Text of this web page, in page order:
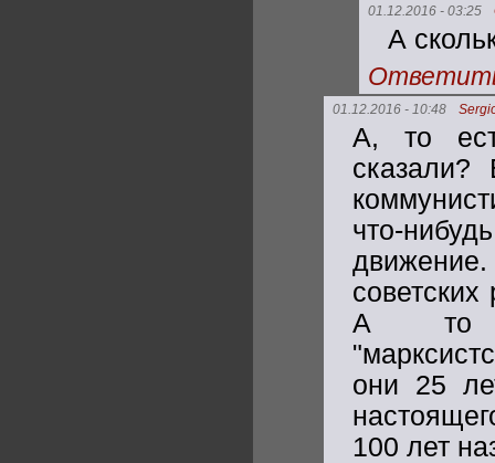
01.12.2016 - 03:25
А
01.12.2016 - 10:48
А, то
что-
А то
они 25
100 лет